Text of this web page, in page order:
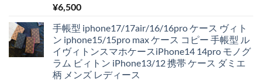
5段階中
5.00
¥6,500
手帳型 iphone17/17air/16/16pro ケース ヴィト
ン iphone15/15pro max ケース コピー 手帳型 ル
イヴィトンスマホケースiPhone14 14pro モノグ
ラム ビィトン iPhone13/12 携帯 ケース ダミエ
柄 メンズ レディース